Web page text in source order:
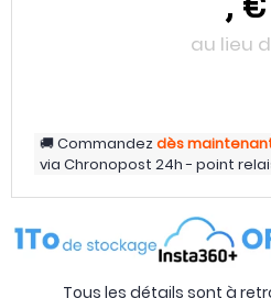
au lieu
Commandezdès
via Chronopost 24h - point
Tous les détails sont à